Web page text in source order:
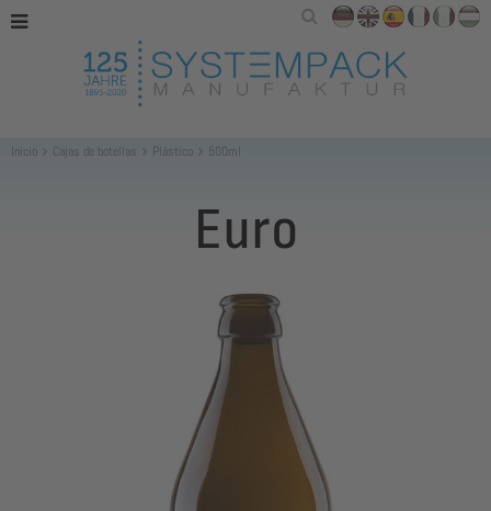
Inicio Cajas de botellas Plástico 500ml
Euro